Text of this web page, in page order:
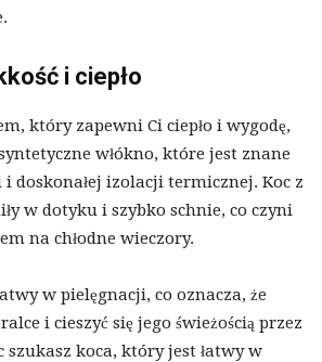
i ciepło
który zapewni Ci ciepło i wygodę,
włókno, które jest znane
i doskonałej izolacji termicznej. Koc z
w dotyku i szybko schnie, co czyni
na chłodne wieczory.
w pielęgnacji, co oznacza, że
i cieszyć się jego świeżością przez
szukasz koca, który jest łatwy w